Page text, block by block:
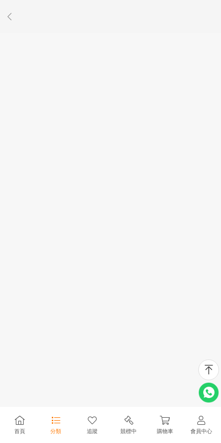
首頁 分類 追蹤 競標中 購物車 會員中心